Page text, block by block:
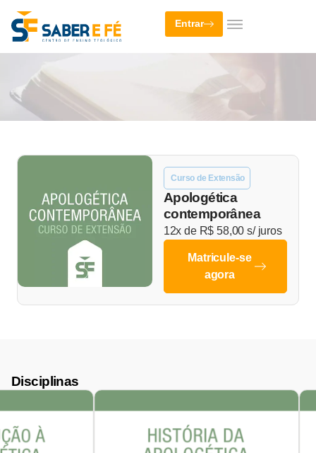
Entrar
Curso de Extensão
Apologética
contemporânea
12x de R$ 58,00 s/ juros
Matricule-se
agora
Disciplinas